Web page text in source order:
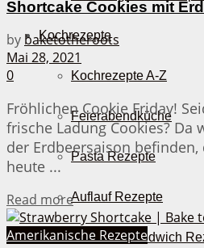
Kochrezepte
Kochrezepte A-Z
Feierabendküche
Pasta Rezepte
Auflauf Rezepte
Burger & Sandwich
Shortcake Cookies mit
by baketotheroots
Mai 28, 2021
0
Fröhlichen Cookie Friday!
frische Ladung Cookies? Da
der Erdbeersaison
heute ...
Read moreDetails
Amerikanische Rezepte